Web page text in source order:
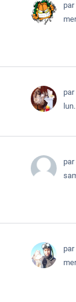
par
par
par
par